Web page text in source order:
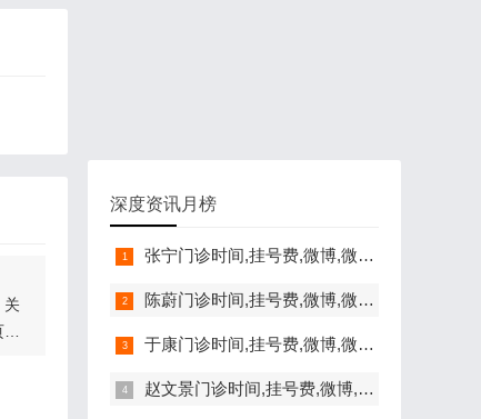
关
深度资讯月榜
张宁门诊时间,挂号费,微博,微信,抖音,网上挂号,咨询电话,在线咨询
陈蔚门诊时间,挂号费,微博,微信,抖音,网上挂号,咨询电话,在线咨询
于康门诊时间,挂号费,微博,微信,抖音,网上挂号,咨询电话,在线咨询
赵文景门诊时间,挂号费,微博,微信,抖音,网上挂号,咨询电话,在线咨询